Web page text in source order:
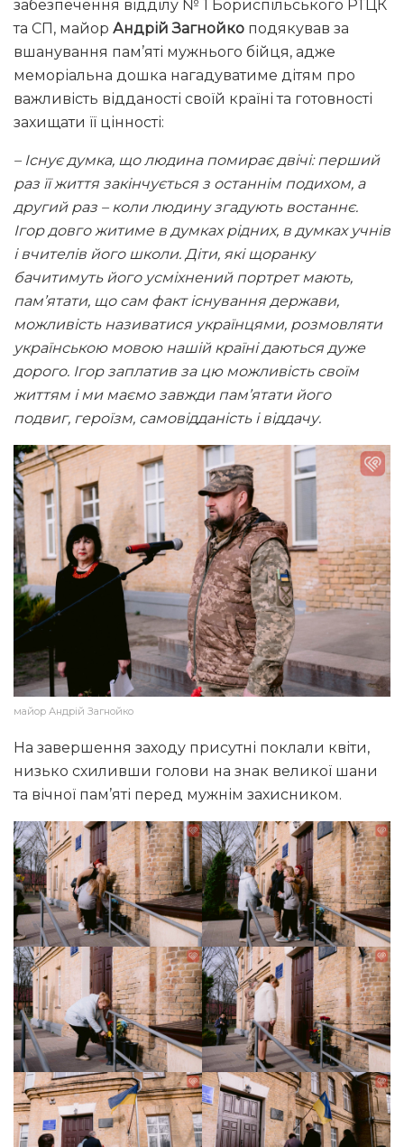
забезпечення відділу № 1 Бориспільського РТЦК
та СП, майор Андрій Загнойко подякував за
вшанування пам’яті мужнього бійця, адже
меморіальна дошка нагадуватиме дітям про
важливість відданості своїй країні та готовності
захищати її цінності:
– Існує думка, що людина помирає двічі: перший
раз її життя закінчується з останнім подихом, а
другий раз – коли людину згадують востаннє.
Ігор довго житиме в думках рідних, в думках учнів
і вчителів його школи. Діти, які щоранку
бачитимуть його усміхнений портрет мають,
пам’ятати, що сам факт існування держави,
можливість називатися українцями, розмовляти
українською мовою нашій країні даються дуже
дорого. Ігор заплатив за цю можливість своїм
життям і ми маємо завжди пам’ятати його
подвиг, героїзм, самовідданість і віддачу.
майор Андрій Загнойко
На завершення заходу присутні поклали квіти,
низько схиливши голови на знак великої шани
та вічної пам’яті перед мужнім захисником.